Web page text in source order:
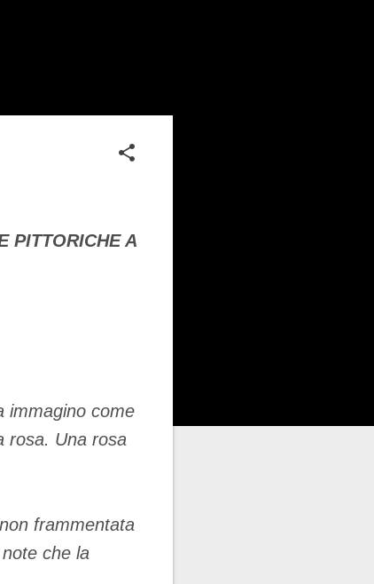
PITTORICHE A
immagino come
rosa. Una rosa
frammentata
che la